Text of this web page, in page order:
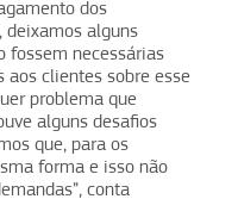
dos
deixamos alguns
fossem necessárias
clientes sobre esse
problema que
alguns desafios
que, para os
forma e isso não
conta